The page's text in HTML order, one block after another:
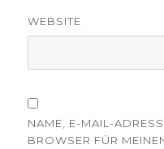
WEBSITE
NAME, E-MAIL-
BROWSER FÜR